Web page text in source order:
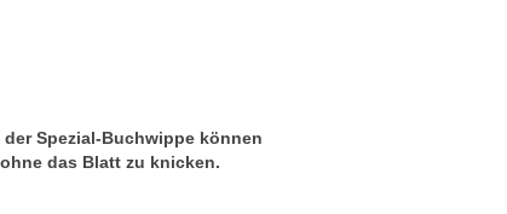
der Spezial-Buchwippe können
das Blatt zu knicken.